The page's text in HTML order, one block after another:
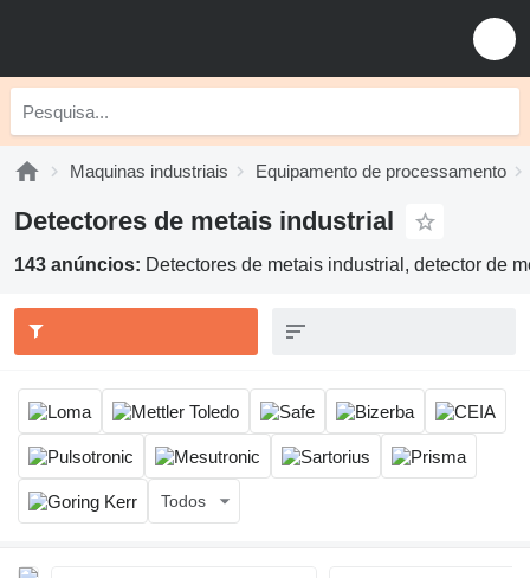
Maquinas industriais Equipamento de processamento
Detectores de metais industrial
143 anúncios: Detectores de metais industrial, detector de
Todos